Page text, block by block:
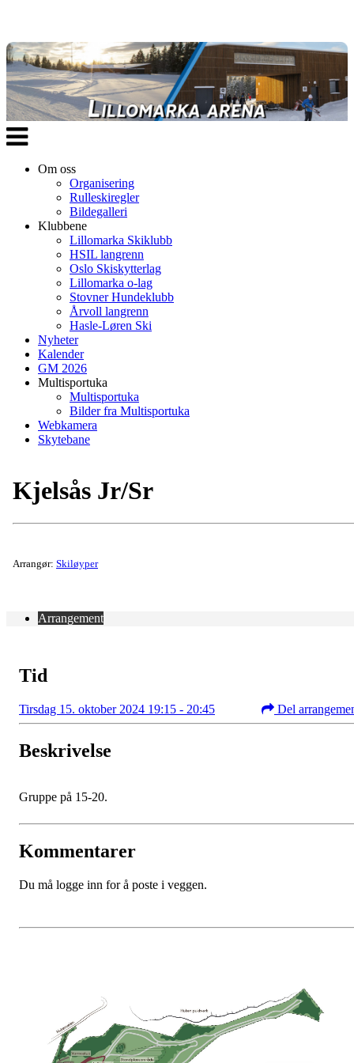
Veksle
navigasjon
Om oss
Organisering
Rulleskiregler
Bildegalleri
Klubbene
Lillomarka Skiklubb
HSIL langrenn
Oslo Skiskytterlag
Lillomarka o-lag
Stovner Hundeklubb
Årvoll langrenn
Hasle-Løren Ski
Nyheter
Kalender
GM 2026
Multisportuka
Multisportuka
Bilder fra Multisportuka
Webkamera
Skytebane
Kjelsås Jr/Sr
Arrangør: Skiløyper
Arrangement
Tid
Tirsdag 15. oktober 2024 19:15 - 20:45 Del
Beskrivelse
Gruppe på 15-20.
Kommentarer
Du må logge inn for å poste i veggen.